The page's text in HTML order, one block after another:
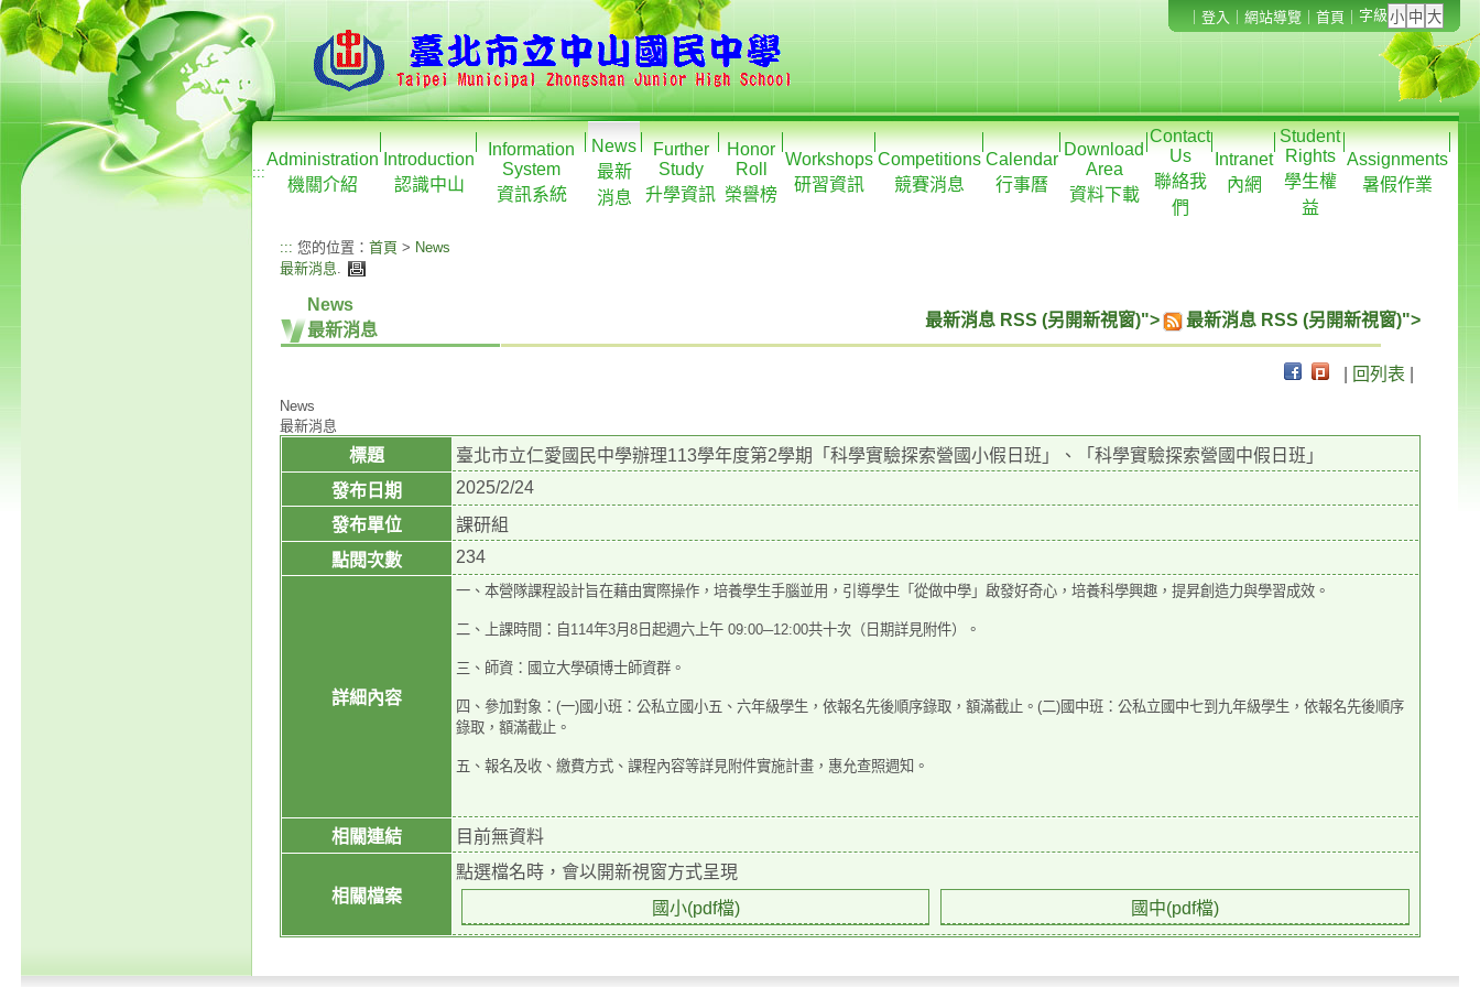
登入 網站導覽 首頁 字級
:::
Administration
機關介紹
Introduction
認識中山
Information
System
資訊系統
News
最新
消息
Further
Study
升學資訊
Honor
Roll
榮譽榜
Workshops
研習資訊
Competitions
競賽消息
Calendar
行事曆
Download
Area
資料下載
Contact
Us
聯絡我
們
Intranet
內網
Student
Rights
學生權
益
Assignments
暑假作業
::: 您的位置： 首頁 > News
最新消息.
News
最新消息
最新消息 RSS (另開新視窗)"> 最新消息 RSS (另開新視窗)">
回列表
News
最新消息
標題
臺北市立仁愛國民中學辦理113學年度第2學期「科學實驗探索營國小假日班」、「科學實驗探索營國中假日班」
發布日期
2025/2/24
發布單位
課研組
點閱次數
234
詳細內容
一、本營隊課程設計旨在藉由實際操作，培養學生手腦並用， 引導學生「從做中學」啟發好奇心，培養科學興趣，提昇創造力與學習成效。
二、上課時間：自114年3月8日起週六上午 09:00─12:00共十次（日期詳見附件）。
三、師資：國立大學碩博士師資群。
四、參加對象：(一)國小班：公私立國小五、六年級學生，依報名先後順序錄取，額滿截止。(二)國中班：公私立國中七到九年級學生，依報名先後順序
錄取，額滿截止。
五、報名及收、繳費方式、課程內容等詳見附件實施計畫，惠允查照週知。
相關連結 目前無資料
相關檔案
點選檔名時，會以開新視窗方式呈現
國小(pdf檔)
國中(pdf檔)